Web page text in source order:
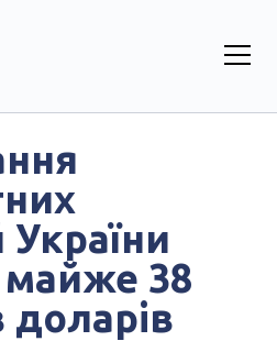
України
майже 38
доларів